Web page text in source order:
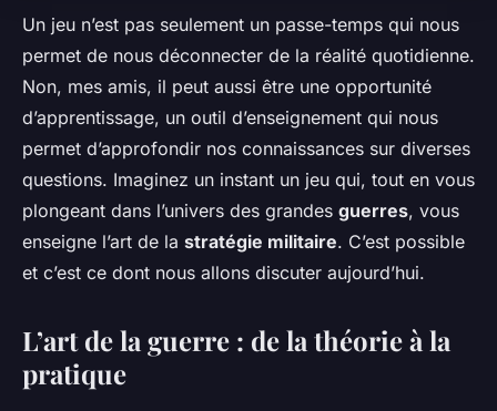
Un jeu n’est pas seulement un passe-temps qui nous
permet de nous déconnecter de la réalité quotidienne.
Non, mes amis, il peut aussi être une opportunité
d’apprentissage, un outil d’enseignement qui nous
permet d’approfondir nos connaissances sur diverses
questions. Imaginez un instant un jeu qui, tout en vous
plongeant dans l’univers des grandes guerres, vous
enseigne l’art de la stratégie militaire. C’est possible
et c’est ce dont nous allons discuter aujourd’hui.
L’art de la guerre : de la théorie à la
pratique